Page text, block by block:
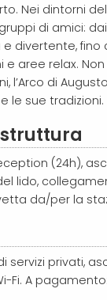
Nei dintorni
di amici:
divertente, fino
aree relax.
l’Arco di
le sue tradizioni.
(24h),
lido,
da/per la
servizi privati,
Fi. A